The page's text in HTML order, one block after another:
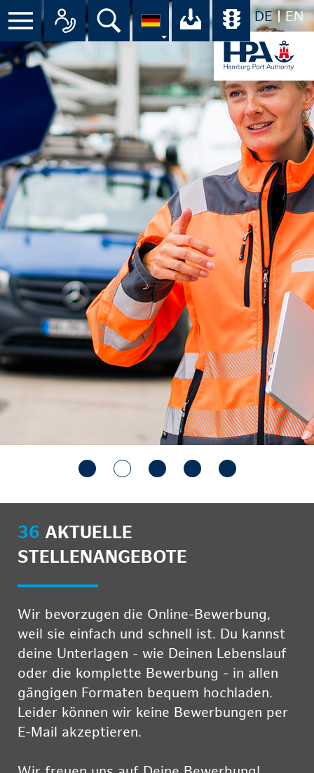
DE EN
Suche Ihr Download-
36 AKTUELLE
STELLENANGEBOTE
Wir bevorzugen die Online-Bewerbung,
weil sie einfach und schnell ist. Du kannst
deine Unterlagen - wie Deinen Lebenslauf
oder die komplette Bewerbung - in allen
gängigen Formaten bequem hochladen.
Leider können wir keine Bewerbungen per
E-Mail akzeptieren.